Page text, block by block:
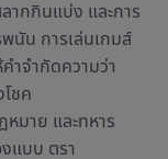
ากกินแบ่ง และการ
นัน การเล่นเกมส์
ำจำกัดความว่า
ชค
มาย และทหาร
แบบ ตรา